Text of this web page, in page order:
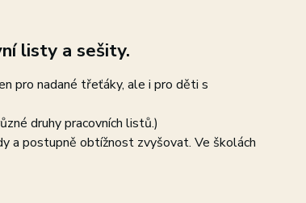
listy a sešity.
pro nadané třeťáky, ale i pro děti s
druhy pracovních listů.)
a postupně obtížnost zvyšovat. Ve školách